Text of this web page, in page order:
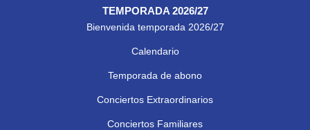
TEMPORADA 2026/27
Bienvenida temporada 2026/27
Calendario
Temporada de abono
Conciertos Extraordinarios
Conciertos Familiares